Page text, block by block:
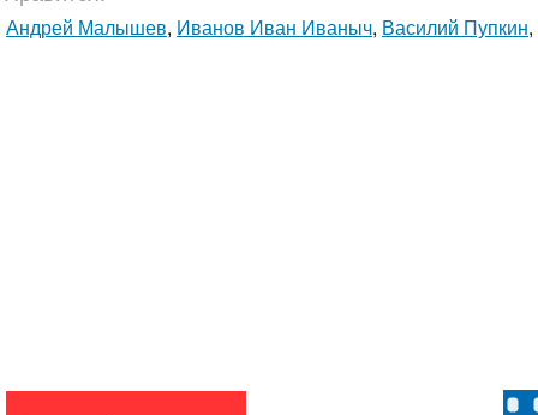
Андрей Малышев, Иванов Иван Иваныч, Василий Пупкин,